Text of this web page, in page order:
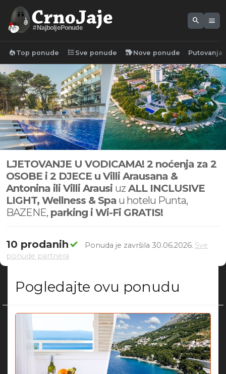
#NajboljePonude
search menu
local_fire_department Top ponude format_list_bulleted Sve ponude new_label Nove ponude Putovanja
LJETOVANJE U VODICAMA! 2 noćenja za 2
OSOBE i 2 DJECE u Villi Arausana &
Antonina ili Villi Arausi uz ALL INCLUSIVE
LIGHT, Wellness & Spa u hotelu Punta,
BAZENE, parking i Wi-Fi GRATIS!
10 prodanih Ponuda je završila 30.06.2026. Sve
ponude partnera
Pogledajte ovu ponudu